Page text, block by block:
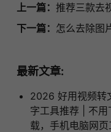
上一篇： 推荐三款去
下一篇： 怎么去除图
最新文章:
2026 好用视频转
字工具推荐 | 不用
载，手机电脑网页